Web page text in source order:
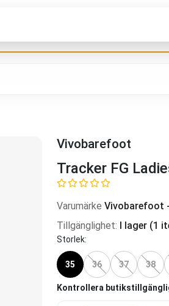
Vivobarefoot
Tracker FG
Varumärke Vivobarefoot -
Tillgänglighet: I lager (1
Storlek:
35 36 37 38
Kontrollera